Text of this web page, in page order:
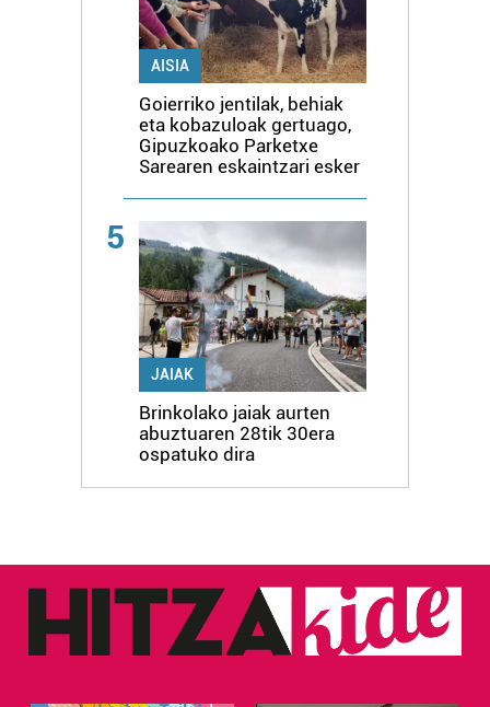
AISIA
Goierriko jentilak, behiak
eta kobazuloak gertuago,
Gipuzkoako Parketxe
Sarearen eskaintzari esker
5
JAIAK
Brinkolako jaiak aurten
abuztuaren 28tik 30era
ospatuko dira